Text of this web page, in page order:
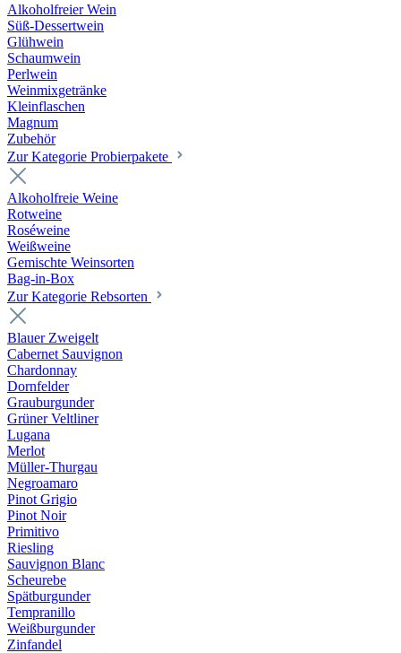
Alkoholfreier Wein
Süß-Dessertwein
Glühwein
Schaumwein
Perlwein
Weinmixgetränke
Kleinflaschen
Magnum
Zubehör
Zur Kategorie Probierpakete
Alkoholfreie Weine
Rotweine
Roséweine
Weißweine
Gemischte Weinsorten
Bag-in-Box
Zur Kategorie Rebsorten
Blauer Zweigelt
Cabernet Sauvignon
Chardonnay
Dornfelder
Grauburgunder
Grüner Veltliner
Lugana
Merlot
Müller-Thurgau
Negroamaro
Pinot Grigio
Pinot Noir
Primitivo
Riesling
Sauvignon Blanc
Scheurebe
Spätburgunder
Tempranillo
Weißburgunder
Zinfandel